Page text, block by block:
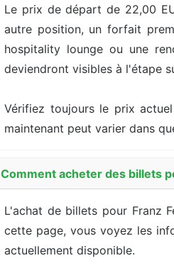
Le prix de départ de 22,00
autre position, un forfait
hospitality lounge ou une
deviendront visibles à l'étape
Vérifiez toujours le prix
maintenant peut varier dans
Comment acheter des billets
L'achat de billets pour Franz
cette page, vous voyez les
actuellement disponible.